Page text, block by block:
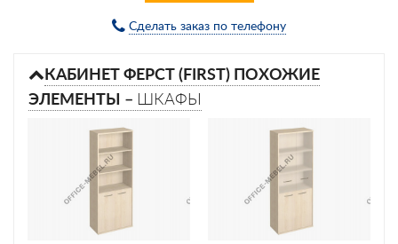
Сделать заказ по телефону
КАБИНЕТ ФЕРСТ (FIRST) ПОХОЖИЕ
ЭЛЕМЕНТЫ – ШКАФЫ